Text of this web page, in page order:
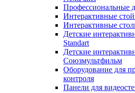
Профессиональные
Интерактивные
Интерактивные
Детские
Standart
Детские
Союзмультфильм
Оборудование для
контроля
Панели для